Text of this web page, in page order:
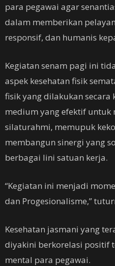
para pegawai agar
dalam memberikan
responsif, dan humanis
Kegiatan senam pagi ini
aspek kesehatan fisik
fisik yang dilakukan
medium yang efektif untuk
silaturahmi, memupuk
membangun sinergi yang
berbagai lini satuan kerja.
“Kegiatan ini menjadi
dan Progesionalisme,”
Kesehatan jasmani yang
diyakini berkorelasi positif
mental para pegawai.